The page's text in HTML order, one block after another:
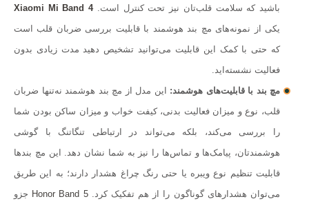
باشید که سلامت قلب‌تان نیز تحت کنترل است.Xiaomi Mi Band 4
یکی از نمونه‌های مچ بند هوشمند با قابلیت بررسی ضربان قلب است
که حتی با کمک این قابلیت می‌توانید تشخیص دهید مدت زیادی بدون
فعالیت نشسته‌اید.
مچ بند با قابلیت‌های هوشمند: این مدل از مچ بند هوشمند نه‌تنها ضربان
قلب، نوع و میزان فعالیت بدنی، کیفت خواب و میزان ساکن بودن شما
را بررسی می‌کند، بلکه می‌تواند در ارتباطی تنگاتنگ با گوشی
هوشمندتان، پیامک‌‌ها و تماس‌ها را نیز به شما نشان دهد. این مچ بندها
قابلیت تنظیم نوع ویبره یا حتی رنگ چراغ هشدار دارند؛ به این طریق
می‌توان هشدارهای گوناگون را از هم تفکیک کرد.Honor Band 5 جزو